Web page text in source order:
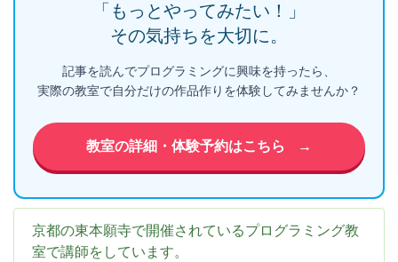
「もっとやってみたい！」
その気持ちを大切に。
記事を読んでプログラミングに興味を持ったら、
実際の教室で自分だけの作品作りを体験してみませんか？
教室の詳細・体験予約はこちら →
京都の東本願寺で開催されているプログラミング教
室で講師をしています。